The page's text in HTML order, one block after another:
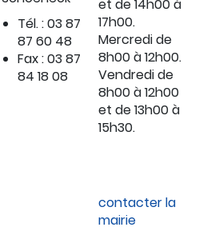
Tél. : 03 87
87 60 48
Fax : 03 87
84 18 08
et de 14h00 à
17h00.
Mercredi de
8h00 à 12h00.
Vendredi de
8h00 à 12h00
et de 13h00 à
15h30.
contacter la
mairie